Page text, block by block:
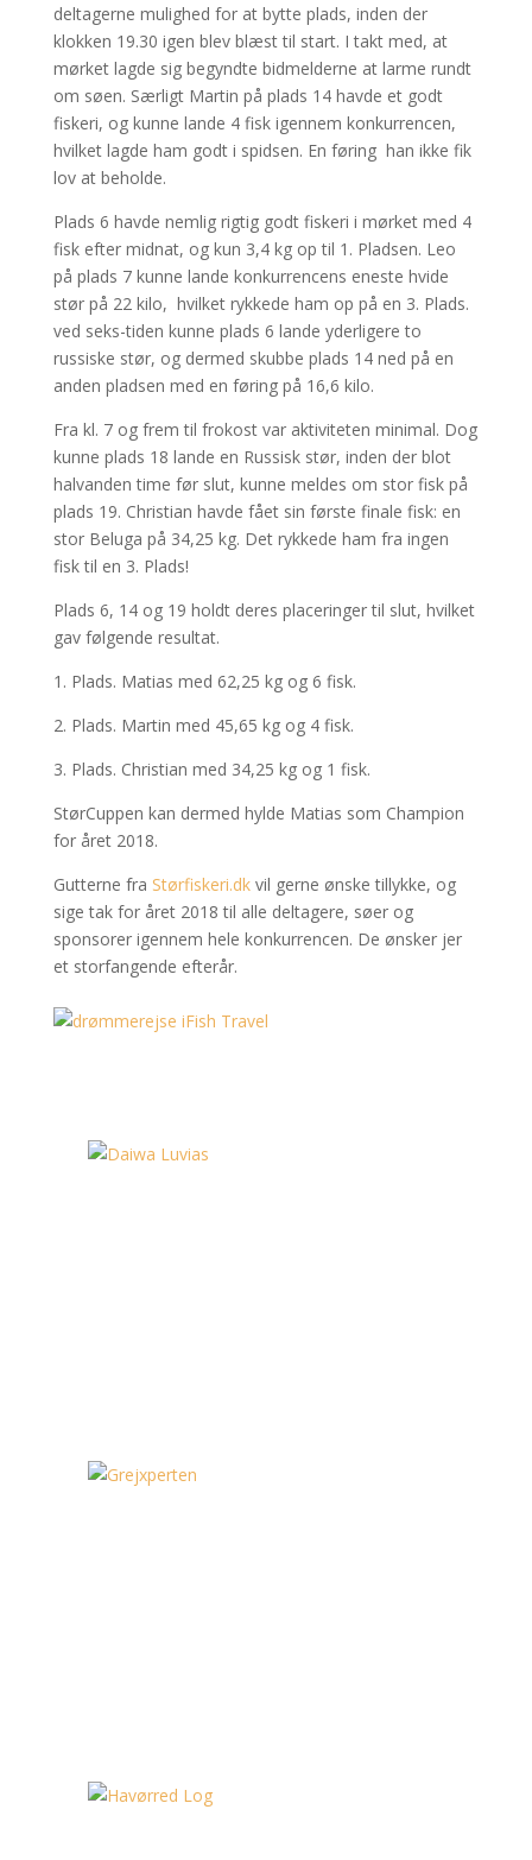
deltagerne mulighed for at bytte plads, inden der
klokken 19.30 igen blev blæst til start. I takt med, at
mørket lagde sig begyndte bidmelderne at larme rundt
om søen. Særligt Martin på plads 14 havde et godt
fiskeri, og kunne lande 4 fisk igennem konkurrencen,
hvilket lagde ham godt i spidsen. En føring han ikke fik
lov at beholde.
Plads 6 havde nemlig rigtig godt fiskeri i mørket med 4
fisk efter midnat, og kun 3,4 kg op til 1. Pladsen. Leo
på plads 7 kunne lande konkurrencens eneste hvide
stør på 22 kilo, hvilket rykkede ham op på en 3. Plads.
ved seks-tiden kunne plads 6 lande yderligere to
russiske stør, og dermed skubbe plads 14 ned på en
anden pladsen med en føring på 16,6 kilo.
Fra kl. 7 og frem til frokost var aktiviteten minimal. Dog
kunne plads 18 lande en Russisk stør, inden der blot
halvanden time før slut, kunne meldes om stor fisk på
plads 19. Christian havde fået sin første finale fisk: en
stor Beluga på 34,25 kg. Det rykkede ham fra ingen
fisk til en 3. Plads!
Plads 6, 14 og 19 holdt deres placeringer til slut, hvilket
gav følgende resultat.
1. Plads. Matias med 62,25 kg og 6 fisk.
2. Plads. Martin med 45,65 kg og 4 fisk.
3. Plads. Christian med 34,25 kg og 1 fisk.
StørCuppen kan dermed hylde Matias som Champion
for året 2018.
Gutterne fra Størfiskeri.dkvil gerne ønske tillykke, og
sige tak for året 2018 til alle deltagere, søer og
sponsorer igennem hele konkurrencen. De ønsker jer
et storfangende efterår.